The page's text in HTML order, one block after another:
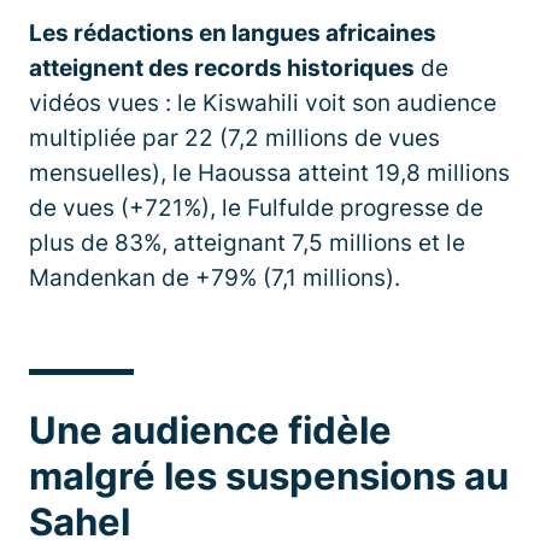
Les rédactions en langues africaines
atteignent des records historiques de
vidéos vues : le Kiswahili voit son audience
multipliée par 22 (7,2 millions de vues
mensuelles), le Haoussa atteint 19,8 millions
de vues (+721%), le Fulfulde progresse de
plus de 83%, atteignant 7,5 millions et le
Mandenkan de +79% (7,1 millions).
Une audience fidèle
malgré les suspensions au
Sahel